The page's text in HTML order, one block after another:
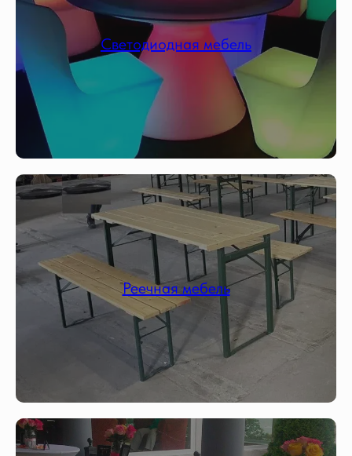
Светодиодная мебель
Реечная мебель